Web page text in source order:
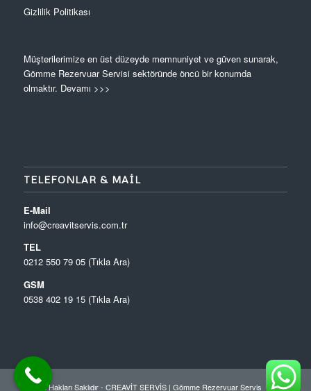
Gizlilik Politikası
Müşterilerimize en üst düzeyde memnuniyet ve güven sunarak,
Gömme Rezervuar Servisi sektöründe öncü bir konumda
olmaktır. Devamı >>>
TELEFONLAR & MAIL
E-Mail
info@creavitservis.com.tr
TEL
0212 550 79 05 (Tıkla Ara)
GSM
0538 402 19 15 (Tıkla Ara)
© Tüm Hakları Saklıdır - CREAVİT SERVİS | Gömme Rezervuar Servis